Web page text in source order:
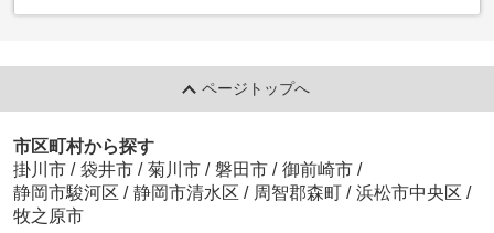
ページトップへ
市区町村から探す
掛川市 / 袋井市 / 菊川市 / 磐田市 / 御前崎市 /
静岡市駿河区 / 静岡市清水区 / 周智郡森町 / 浜松市中央区 /
牧之原市